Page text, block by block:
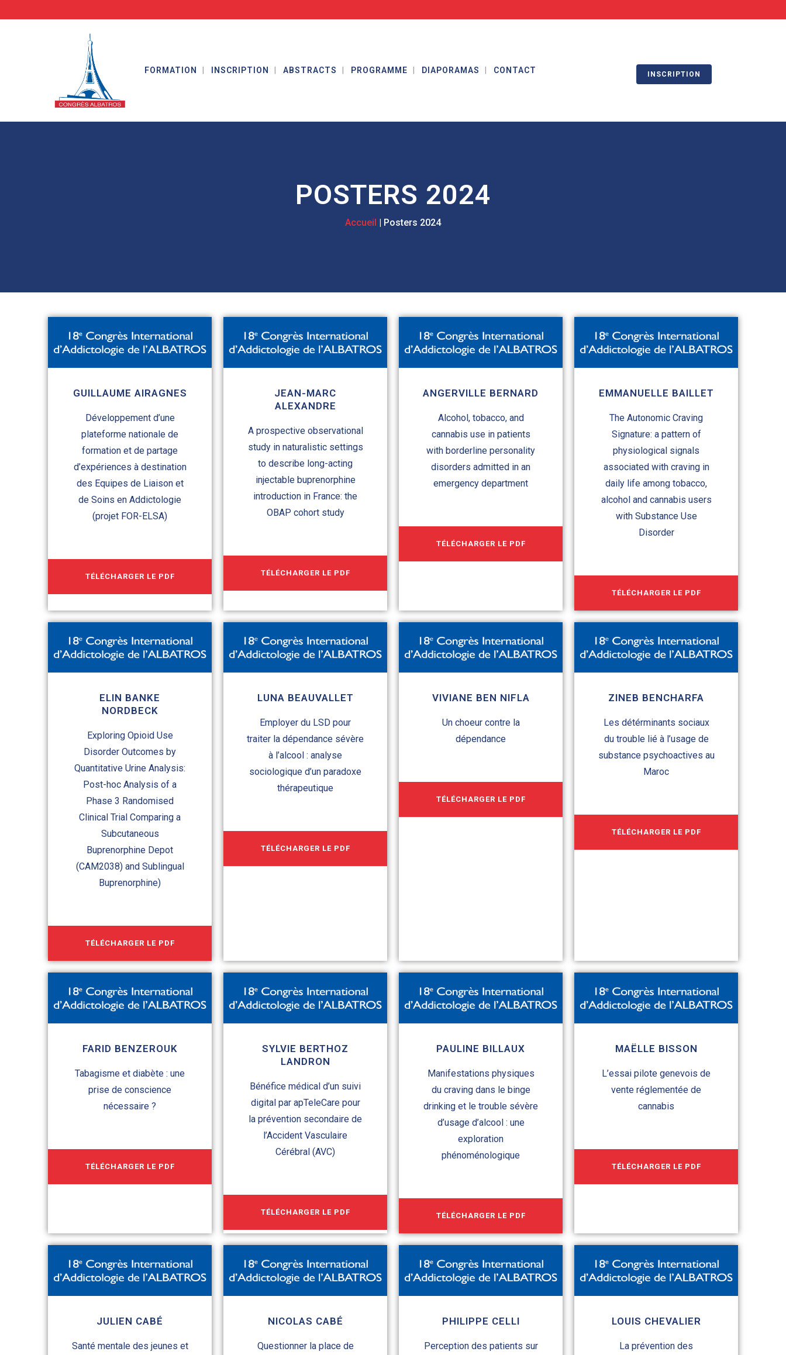
INSCRIPTION
FORMATION INSCRIPTION ABSTRACTS PROGRAMME DIAPORAMAS CONTACT
POSTERS 2024
| Posters 2024
GUILLAUME AIRAGNES
Développement d’une
plateforme nationale de
formation et de partage
d’expériences à destination
des Equipes de Liaison et
de Soins en Addictologie
(projet FOR-ELSA)
TÉLÉCHARGER LE PDF
JEAN-MARC
ALEXANDRE
A prospective observational
study in naturalistic settings
to describe long-acting
injectable buprenorphine
introduction in France: the
OBAP cohort study
TÉLÉCHARGER LE PDF
ANGERVILLE BERNARD
Alcohol, tobacco, and
cannabis use in patients
with borderline personality
disorders admitted in an
emergency department
TÉLÉCHARGER LE PDF
EMMANUELLE BAILLET
The Autonomic Craving
Signature: a pattern of
physiological signals
associated with craving in
daily life among tobacco,
alcohol and cannabis users
with Substance Use
Disorder
TÉLÉCHARGER LE PDF
ELIN BANKE
NORDBECK
Exploring Opioid Use
Disorder Outcomes by
Quantitative Urine Analysis:
Post-hoc Analysis of a
Phase 3 Randomised
Clinical Trial Comparing a
Subcutaneous
Buprenorphine Depot
(CAM2038) and Sublingual
Buprenorphine)
TÉLÉCHARGER LE PDF
LUNA BEAUVALLET
Employer du LSD pour
traiter la dépendance sévère
à l’alcool : analyse
sociologique d’un paradoxe
thérapeutique
TÉLÉCHARGER LE PDF
VIVIANE BEN NIFLA
Un choeur contre la
dépendance
TÉLÉCHARGER LE PDF
ZINEB BENCHARFA
Les détérminants sociaux
du trouble lié à l’usage de
substance psychoactives au
Maroc
TÉLÉCHARGER LE PDF
FARID BENZEROUK
Tabagisme et diabète : une
prise de conscience
nécessaire ?
TÉLÉCHARGER LE PDF
SYLVIE BERTHOZ
LANDRON
Bénéfice médical d’un suivi
digital par apTeleCare pour
la prévention secondaire de
l’Accident Vasculaire
Cérébral (AVC)
TÉLÉCHARGER LE PDF
PAULINE BILLAUX
Manifestations physiques
du craving dans le binge
drinking et le trouble sévère
d’usage d’alcool : une
exploration
phénoménologique
TÉLÉCHARGER LE PDF
MAËLLE BISSON
L’essai pilote genevois de
vente réglementée de
cannabis
TÉLÉCHARGER LE PDF
JULIEN CABÉ
Santé mentale des jeunes et
NICOLAS CABÉ
Questionner la place de
PHILIPPE CELLI
Perception des patients sur
LOUIS CHEVALIER
La prévention des